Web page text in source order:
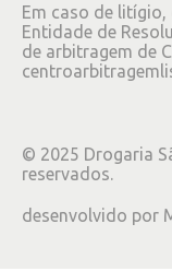
Em caso de
Entidade de
de arbitragem de
© 2025 Drogaria
reservados.
desenvolvido por